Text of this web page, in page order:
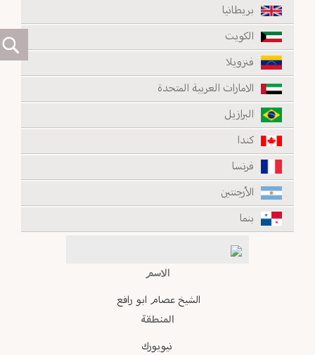
بريطانيا
الكويت
فنزويلا
الامارات العربية المتحدة
البرازيل
كندا
فرنسا
الأرجنتين
بنما
الاسم
الشيخ عصام ابو رافع
المنطقة
نيويورك